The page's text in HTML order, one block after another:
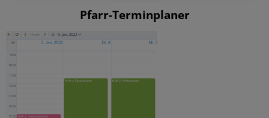
Pfarr-Terminplaner